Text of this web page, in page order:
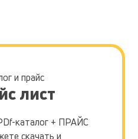
лист
каталог + ПРАЙС
скачать и